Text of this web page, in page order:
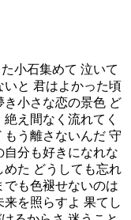
小石集めて 泣いて
いと 君はよかった頃
小さな恋の景色 ど
え間なく流れてく
う離さないんだ 守
自分も好きになれな
めた どうしても忘れ
でも色褪せないのは
を照らすよ 果てし